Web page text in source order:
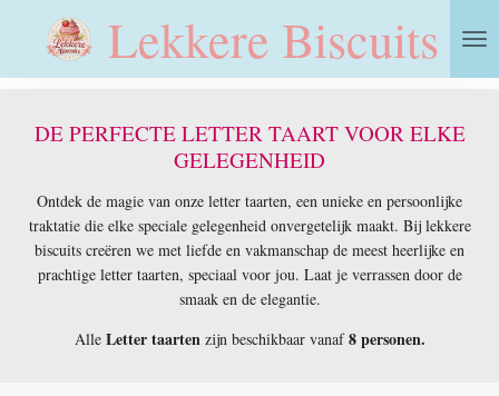
direct
Lekkere Biscuits
DE PERFECTE LETTER TAART VOOR ELKE
GELEGENHEID
Ontdek de magie van onze letter taarten, een unieke en persoonlijke
traktatie die elke speciale gelegenheid onvergetelijk maakt. Bij lekkere
biscuits creëren we met liefde en vakmanschap de meest heerlijke en
prachtige letter taarten, speciaal voor jou. Laat je verrassen door de
smaak en de elegantie.
Alle Letter taartenzijn beschikbaar vanaf8 personen.